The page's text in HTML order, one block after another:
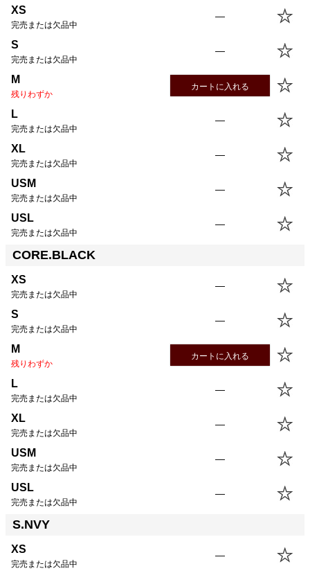
S
M
59.5cm49.0cm
XL
64.5cm55.0cm
USM
48.0cm
USL
67.5cm
XS
完売または欠品中
—
S
完売または欠品中
—
M
残りわずか
カートに入れる
L
完売または欠品中
—
XL
完売または欠品中
—
USM
完売または欠品中
—
USL
完売または欠品中
—
CORE.BLACK
XS
完売または欠品中
—
S
完売または欠品中
—
M
残りわずか
カートに入れる
L
完売または欠品中
—
XL
完売または欠品中
—
USM
完売または欠品中
—
USL
完売または欠品中
—
S.NVY
XS
完売または欠品中
—